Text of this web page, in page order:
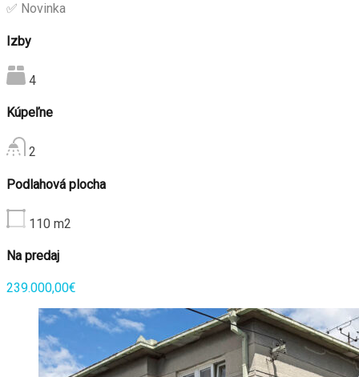
✅ Novinka
Izby
4
Kúpeľne
2
Podlahová plocha
110 m2
Na predaj
239.000,00€